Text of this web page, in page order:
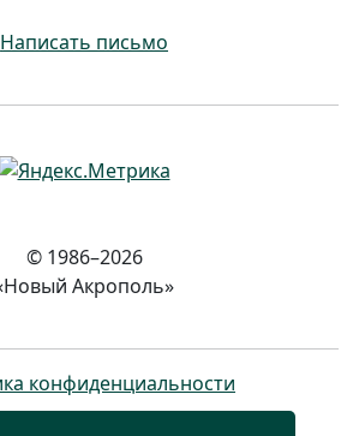
Написать письмо
© 1986–2026
Акрополь»
конфиденциальности